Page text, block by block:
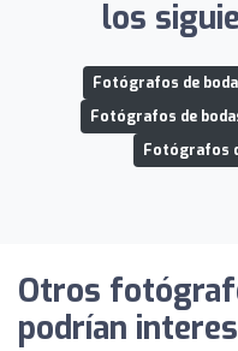
los
Fotógrafos de
Fotógrafos de
Fotógrafos
Otros
podrían